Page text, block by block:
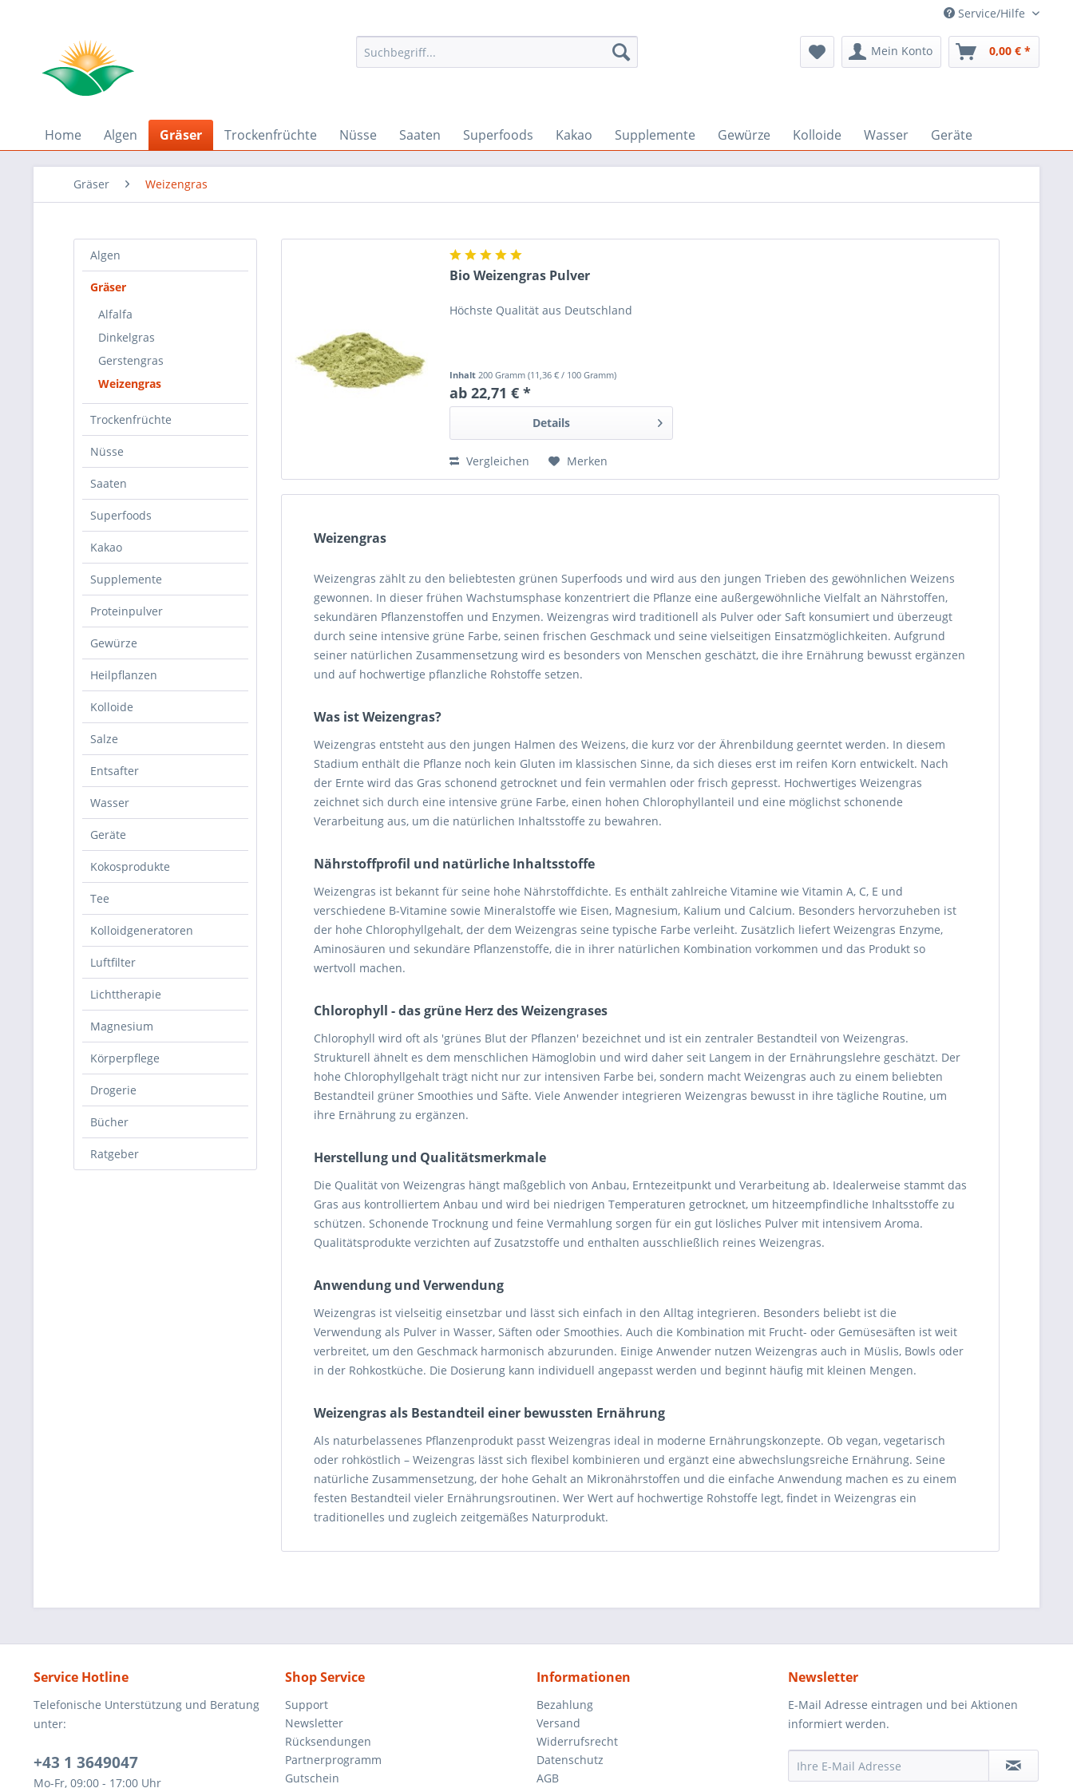
Service/Hilfe
Mein Konto 0,00 € *
Home Algen Gräser Trockenfrüchte Nüsse Saaten Superfoods Kakao Supplemente Gewürze Kolloide Wasser Geräte
Gräser Weizengras
Algen
Gräser
Alfalfa
Dinkelgras
Gerstengras
Weizengras
Trockenfrüchte
Nüsse
Saaten
Superfoods
Kakao
Supplemente
Proteinpulver
Gewürze
Heilpflanzen
Kolloide
Salze
Entsafter
Wasser
Geräte
Kokosprodukte
Tee
Kolloidgeneratoren
Luftfilter
Lichttherapie
Magnesium
Körperpflege
Drogerie
Bücher
Ratgeber
Bio Weizengras Pulver
Höchste Qualität aus Deutschland
Inhalt200 Gramm(11,36 € / 100 Gramm)
ab 22,71 € *
Details
Vergleichen Merken
Weizengras
Weizengras zählt zu den beliebtesten grünen Superfoods und wird aus den jungen Trieben des gewöhnlichen Weizens
gewonnen. In dieser frühen Wachstumsphase konzentriert die Pflanze eine außergewöhnliche Vielfalt an Nährstoffen,
sekundären Pflanzenstoffen und Enzymen. Weizengras wird traditionell als Pulver oder Saft konsumiert und überzeugt
durch seine intensive grüne Farbe, seinen frischen Geschmack und seine vielseitigen Einsatzmöglichkeiten. Aufgrund
seiner natürlichen Zusammensetzung wird es besonders von Menschen geschätzt, die ihre Ernährung bewusst ergänzen
und auf hochwertige pflanzliche Rohstoffe setzen.
Was ist Weizengras?
Weizengras entsteht aus den jungen Halmen des Weizens, die kurz vor der Ährenbildung geerntet werden. In diesem
Stadium enthält die Pflanze noch kein Gluten im klassischen Sinne, da sich dieses erst im reifen Korn entwickelt. Nach
der Ernte wird das Gras schonend getrocknet und fein vermahlen oder frisch gepresst. Hochwertiges Weizengras
zeichnet sich durch eine intensive grüne Farbe, einen hohen Chlorophyllanteil und eine möglichst schonende
Verarbeitung aus, um die natürlichen Inhaltsstoffe zu bewahren.
Nährstoffprofil und natürliche Inhaltsstoffe
Weizengras ist bekannt für seine hohe Nährstoffdichte. Es enthält zahlreiche Vitamine wie Vitamin A, C, E und
verschiedene B-Vitamine sowie Mineralstoffe wie Eisen, Magnesium, Kalium und Calcium. Besonders hervorzuheben ist
der hohe Chlorophyllgehalt, der dem Weizengras seine typische Farbe verleiht. Zusätzlich liefert Weizengras Enzyme,
Aminosäuren und sekundäre Pflanzenstoffe, die in ihrer natürlichen Kombination vorkommen und das Produkt so
wertvoll machen.
Chlorophyll - das grüne Herz des Weizengrases
Chlorophyll wird oft als 'grünes Blut der Pflanzen' bezeichnet und ist ein zentraler Bestandteil von Weizengras.
Strukturell ähnelt es dem menschlichen Hämoglobin und wird daher seit Langem in der Ernährungslehre geschätzt. Der
hohe Chlorophyllgehalt trägt nicht nur zur intensiven Farbe bei, sondern macht Weizengras auch zu einem beliebten
Bestandteil grüner Smoothies und Säfte. Viele Anwender integrieren Weizengras bewusst in ihre tägliche Routine, um
ihre Ernährung zu ergänzen.
Herstellung und Qualitätsmerkmale
Die Qualität von Weizengras hängt maßgeblich von Anbau, Erntezeitpunkt und Verarbeitung ab. Idealerweise stammt das
Gras aus kontrolliertem Anbau und wird bei niedrigen Temperaturen getrocknet, um hitzeempfindliche Inhaltsstoffe zu
schützen. Schonende Trocknung und feine Vermahlung sorgen für ein gut lösliches Pulver mit intensivem Aroma.
Qualitätsprodukte verzichten auf Zusatzstoffe und enthalten ausschließlich reines Weizengras.
Anwendung und Verwendung
Weizengras ist vielseitig einsetzbar und lässt sich einfach in den Alltag integrieren. Besonders beliebt ist die
Verwendung als Pulver in Wasser, Säften oder Smoothies. Auch die Kombination mit Frucht- oder Gemüsesäften ist weit
verbreitet, um den Geschmack harmonisch abzurunden. Einige Anwender nutzen Weizengras auch in Müslis, Bowls oder
in der Rohkostküche. Die Dosierung kann individuell angepasst werden und beginnt häufig mit kleinen Mengen.
Weizengras als Bestandteil einer bewussten Ernährung
Als naturbelassenes Pflanzenprodukt passt Weizengras ideal in moderne Ernährungskonzepte. Ob vegan, vegetarisch
oder rohköstlich – Weizengras lässt sich flexibel kombinieren und ergänzt eine abwechslungsreiche Ernährung. Seine
natürliche Zusammensetzung, der hohe Gehalt an Mikronährstoffen und die einfache Anwendung machen es zu einem
festen Bestandteil vieler Ernährungsroutinen. Wer Wert auf hochwertige Rohstoffe legt, findet in Weizengras ein
traditionelles und zugleich zeitgemäßes Naturprodukt.
Service Hotline
Telefonische Unterstützung und Beratung
unter:
+43 1 3649047
Mo-Fr, 09:00 - 17:00 Uhr
Shop Service
Support
Newsletter
Rücksendungen
Partnerprogramm
Gutschein
Informationen
Bezahlung
Versand
Widerrufsrecht
Datenschutz
AGB
Newsletter
E-Mail Adresse eintragen und bei Aktionen
informiert werden.